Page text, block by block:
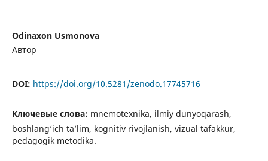
Odinaxon Usmonova
Автор
DOI: https://doi.org/10.5281/zenodo.17745716
Ключевые слова: mnemotexnika, ilmiy dunyoqarash,
boshlang‘ich ta’lim, kognitiv rivojlanish, vizual tafakkur,
pedagogik metodika.